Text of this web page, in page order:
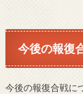
今後の報復
今後の報復合戦に